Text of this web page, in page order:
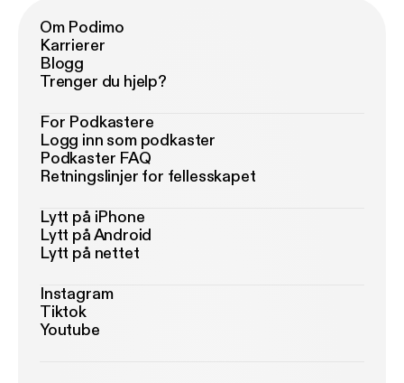
Om Podimo
Karrierer
Blogg
Trenger du hjelp?
For Podkastere
Logg inn som podkaster
Podkaster FAQ
Retningslinjer for fellesskapet
Lytt på iPhone
Lytt på Android
Lytt på nettet
Instagram
Tiktok
Youtube